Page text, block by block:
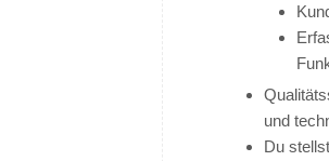
und
Du